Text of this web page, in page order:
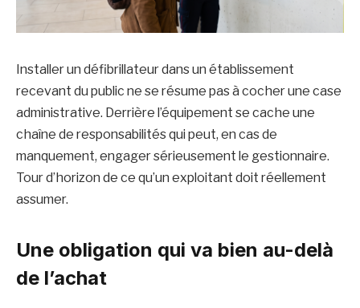
Installer un défibrillateur dans un établissement
recevant du public ne se résume pas à cocher une case
administrative. Derrière l’équipement se cache une
chaîne de responsabilités qui peut, en cas de
manquement, engager sérieusement le gestionnaire.
Tour d’horizon de ce qu’un exploitant doit réellement
assumer.
Une obligation qui va bien au-delà
de l’achat